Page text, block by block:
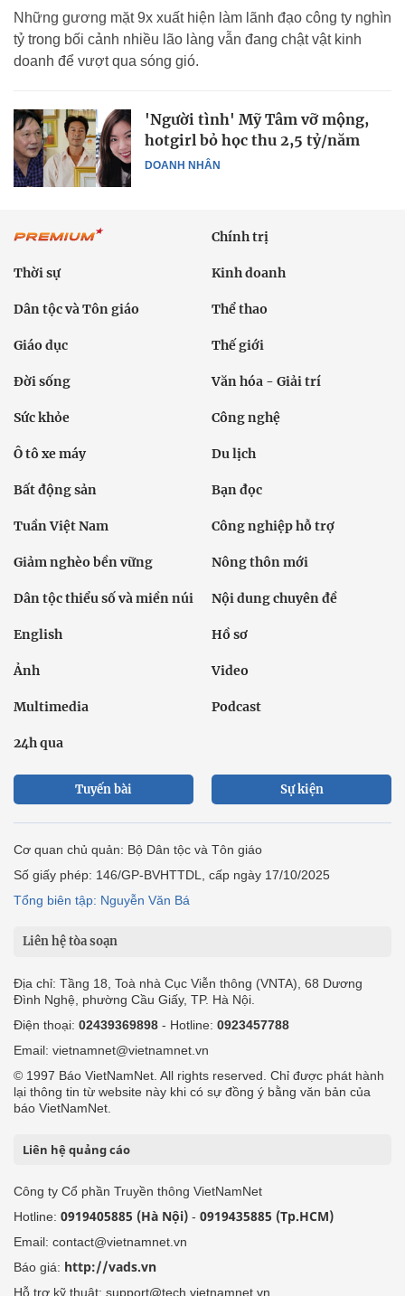
Những gương mặt 9x xuất hiện làm lãnh đạo công ty nghìn
tỷ trong bối cảnh nhiều lão làng vẫn đang chật vật kinh
doanh để vượt qua sóng gió.
DOANH NHÂN
'Người tình' Mỹ Tâm vỡ mộng,
hotgirl bỏ học thu 2,5 tỷ/năm
Chính trị
Thời sự Kinh doanh
Dân tộc và Tôn giáo Thể thao
Giáo dục Thế giới
Đời sống Văn hóa - Giải trí
Sức khỏe Công nghệ
Ô tô xe máy Du lịch
Bất động sản Bạn đọc
Tuần Việt Nam Công nghiệp hỗ trợ
Giảm nghèo bền vững Nông thôn mới
Dân tộc thiểu số và miền núi Nội dung chuyên đề
English Hồ sơ
Ảnh Video
Multimedia Podcast
24h qua
Tuyến bài Sự kiện
Cơ quan chủ quản: Bộ Dân tộc và Tôn giáo
Số giấy phép: 146/GP-BVHTTDL, cấp ngày 17/10/2025
Tổng biên tập: Nguyễn Văn Bá
Liên hệ tòa soạn
Địa chỉ: Tầng 18, Toà nhà Cục Viễn thông (VNTA), 68 Dương
Đình Nghệ, phường Cầu Giấy, TP. Hà Nội.
Điện thoại: 02439369898 - Hotline: 0923457788
Email: vietnamnet@vietnamnet.vn
© 1997 Báo VietNamNet. All rights reserved. Chỉ được phát hành
lại thông tin từ website này khi có sự đồng ý bằng văn bản của
báo VietNamNet.
Liên hệ quảng cáo
Công ty Cổ phần Truyền thông VietNamNet
Hotline: 0919405885 (Hà Nội) - 0919435885 (Tp.HCM)
Email: contact@vietnamnet.vn
Báo giá: http://vads.vn
Hỗ trợ kỹ thuật: support@tech.vietnamnet.vn